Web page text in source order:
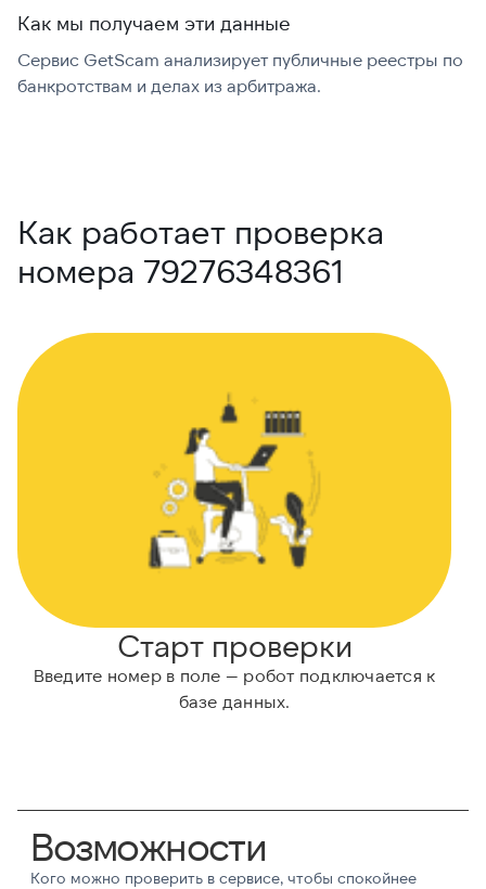
Как мы получаем эти данные
Сервис GetScam анализирует публичные реестры по
банкротствам и делах из арбитража.
Как работает проверка
номера 79276348361
Старт проверки
Введите номер в поле — робот подключается к
базе данных.
Возможности
Кого можно проверить в сервисе, чтобы спокойнее